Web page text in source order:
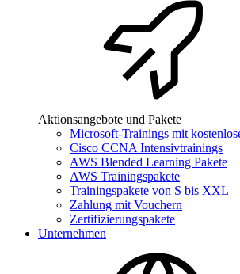
Aktionsangebote und Pakete
Microsoft-Trainings mit
Cisco CCNA Intensivtrainings
AWS Blended Learning Pakete
AWS Trainingspakete
Trainingspakete von S bis XXL
Zahlung mit Vouchern
Zertifizierungspakete
Unternehmen